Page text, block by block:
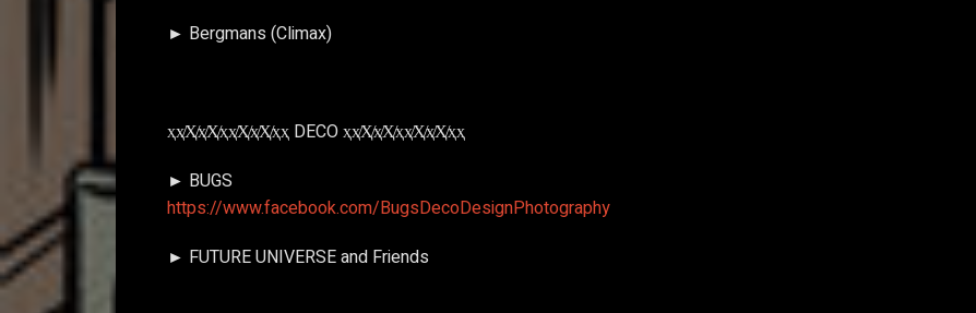
► Bergmans (Climax)
ҳҳ̸Ҳ̸ҳ̸Ҳ̸ҳҳ̸Ҳ̸ҳ̸Ҳ̸ҳҳ DECO ҳҳ̸Ҳ̸ҳ̸Ҳ̸ҳҳ̸Ҳ̸ҳ̸Ҳ̸ҳҳ
► BUGS
https://www.facebook.com/BugsDecoDesignPhotography
► FUTURE UNIVERSE and Friends